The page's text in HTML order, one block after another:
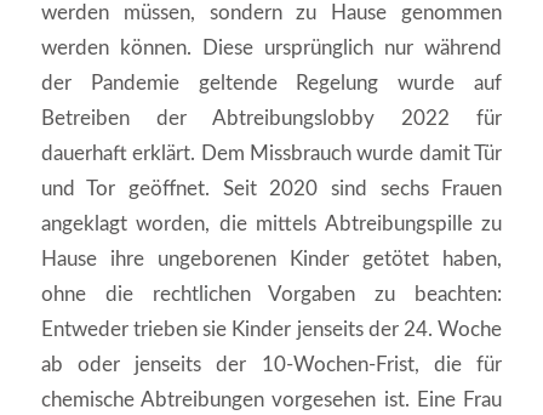
werden müssen, sondern zu Hause genommen
werden können. Diese ursprünglich nur während
der Pandemie geltende Regelung wurde auf
Betreiben der Abtreibungslobby 2022 für
dauerhaft erklärt. Dem Missbrauch wurde damit Tür
und Tor geöffnet. Seit 2020 sind sechs Frauen
angeklagt worden, die mittels Abtreibungspille zu
Hause ihre ungeborenen Kinder getötet haben,
ohne die rechtlichen Vorgaben zu beachten:
Entweder trieben sie Kinder jenseits der 24. Woche
ab oder jenseits der 10-Wochen-Frist, die für
chemische Abtreibungen vorgesehen ist. Eine Frau